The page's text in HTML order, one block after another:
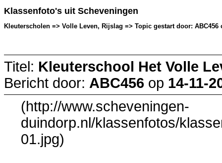
Klassenfoto's uit Scheveningen
Kleuterscholen => Volle Leven, Rijslag => Topic gestart door: ABC456
Titel: Kleuterschool Het Volle
Bericht door: ABC456 op 14-11-
(http://www.scheveningen-
duindorp.nl/klassenfotos/
01.jpg)